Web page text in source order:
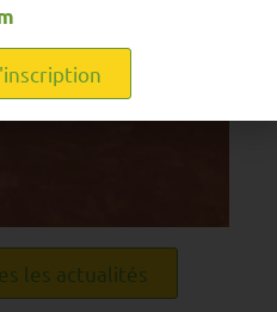
les actualités